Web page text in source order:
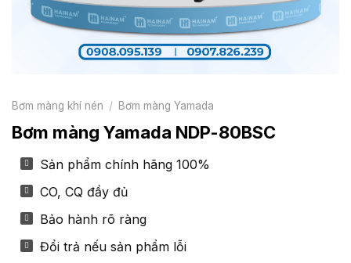
Bơm màng khí nén / Bơm màng Yamada
Bơm màng Yamada NDP-80BSC
Sản phẩm chính hãng 100%
CO, CQ đầy đủ
Bảo hành rõ ràng
Đổi trả nếu sản phẩm lỗi